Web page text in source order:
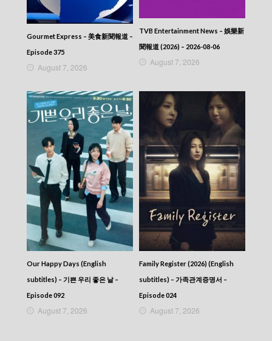
Gourmet Express – 美食新聞報道 –
Episode 375
August 7, 2026
TVB Entertainment News – 娛樂新
聞報道 (2026) – 2026-08-06
August 7, 2026
Our Happy Days (English
subtitles) – 기쁜 우리 좋은 날 –
Episode 092
August 7, 2026
Family Register (2026) (English
subtitles) – 가족관계증명서 –
Episode 024
August 7, 2026